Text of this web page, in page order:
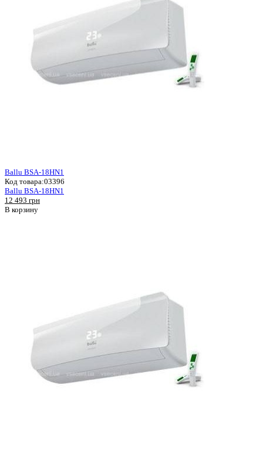
Ballu BSA-18HN1
Код товара:03396
Ballu BSA-18HN1
12 493 грн
В корзину